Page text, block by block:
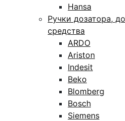
Hansa
Ручки дозатора,
средства
ARDO
Ariston
Indesit
Beko
Blomberg
Bosch
Siemens